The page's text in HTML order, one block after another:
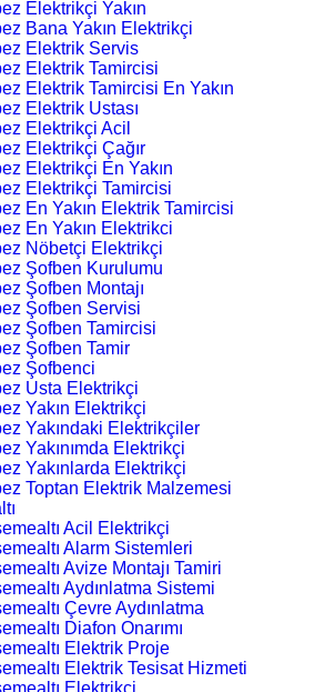
Elektrikçi Yakın
Bana Yakın Elektrikçi
Elektrik Servis
Elektrik Tamircisi
Elektrik Tamircisi En Yakın
Elektrik Ustası
Elektrikçi Acil
Elektrikçi Çağır
Elektrikçi En Yakın
Elektrikçi Tamircisi
En Yakın Elektrik Tamircisi
En Yakın Elektrikci
Nöbetçi Elektrikçi
Şofben Kurulumu
Şofben Montajı
Şofben Servisi
Şofben Tamircisi
Şofben Tamir
Şofbenci
Usta Elektrikçi
Yakın Elektrikçi
Yakındaki Elektrikçiler
Yakınımda Elektrikçi
Yakınlarda Elektrikçi
Toptan Elektrik Malzemesi
Acil Elektrikçi
Alarm Sistemleri
Avize Montajı Tamiri
Aydınlatma Sistemi
Çevre Aydınlatma
Diafon Onarımı
Elektrik Proje
Elektrik Tesisat Hizmeti
Elektrikçi